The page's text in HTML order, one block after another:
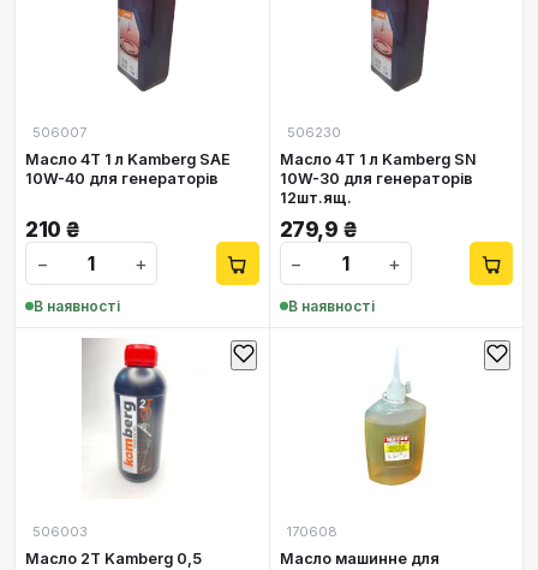
506007
Масло 4Т 1 л Kamberg SAE
10W-40 для генераторів
210 ₴
−
+
В наявності
506230
Масло 4Т 1 л Kamberg SN
10W-30 для генераторів
12шт.ящ.
279,9 ₴
−
+
В наявності
506003
Масло 2Т Kamberg 0,5
170608
Масло машинне для